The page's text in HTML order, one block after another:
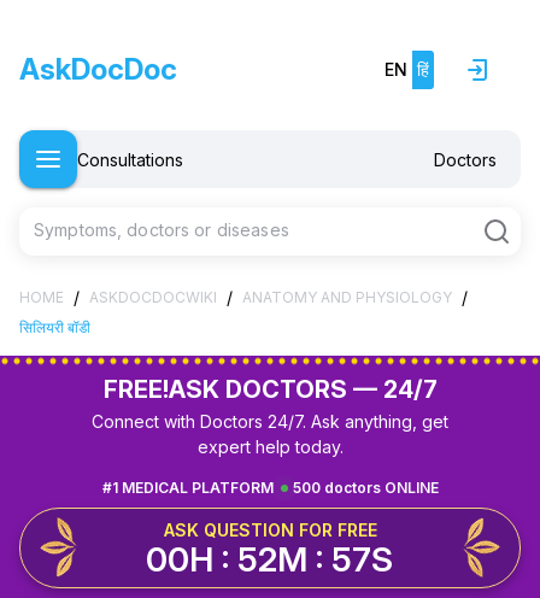
AskDocDoc EN हिं
Consultations Doctors
Symptoms, doctors or diseases
HOME / ASKDOCDOCWIKI / ANATOMY AND PHYSIOLOGY /
सिलियरी बॉडी
FREE!ASK DOCTORS — 24/7
Connect with Doctors 24/7. Ask anything, get
expert help today.
500 doctors ONLINE
#1 MEDICAL PLATFORM
ASK QUESTION FOR FREE
00H : 52M : 56S